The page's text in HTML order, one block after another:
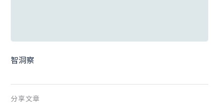
智洞察
分享文章